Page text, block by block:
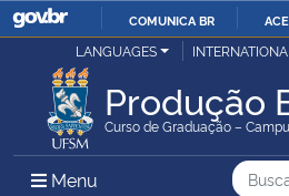
IR
O
COMUNICA BR
Ministério da Justiça e Segurança Pública
Ministério da Defesa
LANGUAGES INTERNATIONAL
Produção
Curso de Graduação –
Menu Menu Principal doBusca: